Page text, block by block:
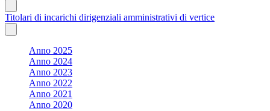
Titolari di incarichi dirigenziali amministrativi di vertice
Anno 2025
Anno 2024
Anno 2023
Anno 2022
Anno 2021
Anno 2020